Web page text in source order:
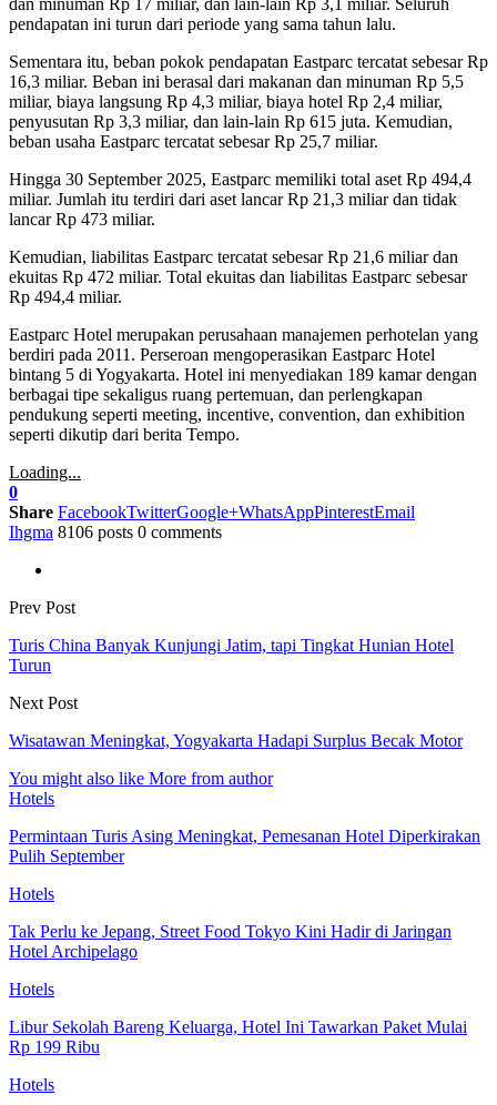
pendapatan ini turun dari periode yang sama tahun lalu.
Sementara itu, beban pokok pendapatan Eastparc tercatat sebesar Rp
16,3 miliar. Beban ini berasal dari makanan dan minuman Rp 5,5
miliar, biaya langsung Rp 4,3 miliar, biaya hotel Rp 2,4 miliar,
penyusutan Rp 3,3 miliar, dan lain-lain Rp 615 juta. Kemudian,
beban usaha Eastparc tercatat sebesar Rp 25,7 miliar.
Hingga 30 September 2025, Eastparc memiliki total aset Rp 494,4
miliar. Jumlah itu terdiri dari aset lancar Rp 21,3 miliar dan tidak
lancar Rp 473 miliar.
Kemudian, liabilitas Eastparc tercatat sebesar Rp 21,6 miliar dan
ekuitas Rp 472 miliar. Total ekuitas dan liabilitas Eastparc sebesar
Rp 494,4 miliar.
Eastparc Hotel merupakan perusahaan manajemen perhotelan yang
berdiri pada 2011. Perseroan mengoperasikan Eastparc Hotel
bintang 5 di Yogyakarta. Hotel ini menyediakan 189 kamar dengan
berbagai tipe sekaligus ruang pertemuan, dan perlengkapan
pendukung seperti meeting, incentive, convention, dan exhibition
seperti dikutip dari berita Tempo.
Loading...
0
Share FacebookTwitterGoogle+WhatsAppPinterestEmail
Ihgma 8106 posts 0 comments
Prev Post
Turis China Banyak Kunjungi Jatim, tapi Tingkat Hunian Hotel
Turun
Next Post
Wisatawan Meningkat, Yogyakarta Hadapi Surplus Becak Motor
You might also like More from author
Hotels
Permintaan Turis Asing Meningkat, Pemesanan Hotel Diperkirakan
Pulih September
Hotels
Tak Perlu ke Jepang, Street Food Tokyo Kini Hadir di Jaringan
Hotel Archipelago
Hotels
Libur Sekolah Bareng Keluarga, Hotel Ini Tawarkan Paket Mulai
Rp 199 Ribu
Hotels